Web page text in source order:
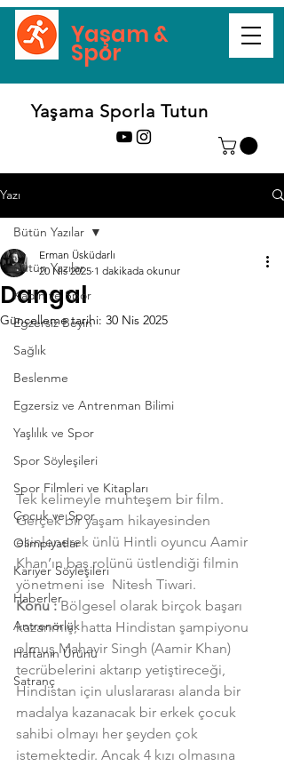
Yaşam &
Spor
Yaşama Sporla Tutun
Yazı
Bütün Yazılar
Kadın ve Spor
Egzersiz Beyin
Sağlık
Beslenme
Egzersiz ve Antrenman Bilimi
Yaşlılık ve Spor
Spor Söyleşileri
Spor Filmleri ve Kitapları
Çocuk ve Spor
Olimpiyatlar
Kariyer Söyleşileri
Haberler
Antrenörlük
Haftanın Ürünü
Satranç
Bütün Yazılar
Dangal
Erman Üsküdarlı
20 Nis 2025 1 dakikada okunur
Güncelleme tarihi: 30 Nis 2025
Tek kelimeyle muhteşem bir film.
Gerçek bir yaşam hikayesinden
esinlenerek ünlü Hintli oyuncu Aamir
Khan’ın baş rolünü üstlendiği filmin
yönetmeni ise  Nitesh Tiwari.
Konu : Bölgesel olarak birçok başarı
kazanmış, hatta Hindistan şampiyonu
olmuş Mahavir Singh (Aamir Khan)
tecrübelerini aktarıp yetiştireceği,
Hindistan için uluslararası alanda bir
madalya kazanacak bir erkek çocuk
sahibi olmayı her şeyden çok
istemektedir. Ancak 4 kızı olmasına